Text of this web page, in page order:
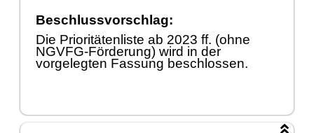
Beschlussvorschlag:
Die Prioritätenliste ab 2023 ff. (ohne
NGVFG-Förderung) wird in der
vorgelegten Fassung beschlossen.